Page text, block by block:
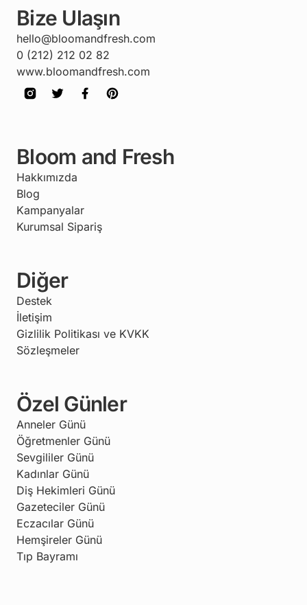
Bize Ulaşın
hello@bloomandfresh.com
0 (212) 212 02 82
www.bloomandfresh.com
Bloom and Fresh
Hakkımızda
Blog
Kampanyalar
Kurumsal Sipariş
Diğer
Destek
İletişim
Gizlilik Politikası ve KVKK
Sözleşmeler
Özel Günler
Anneler Günü
Öğretmenler Günü
Sevgililer Günü
Kadınlar Günü
Diş Hekimleri Günü
Gazeteciler Günü
Eczacılar Günü
Hemşireler Günü
Tıp Bayramı